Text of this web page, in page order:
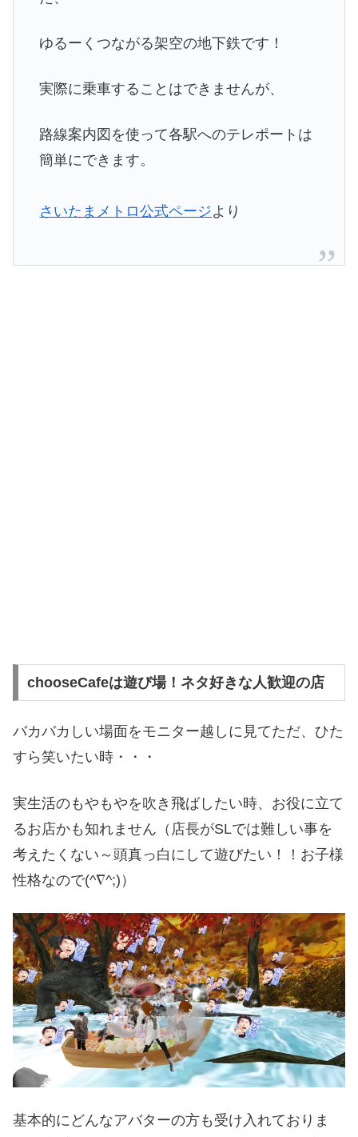
ゆるーくつながる架空の地下鉄です！
実際に乗車することはできませんが、
路線案内図を使って各駅へのテレポートは
簡単にできます。
さいたまメトロ公式ページより
chooseCafeは遊び場！ネタ好きな人歓迎の店
バカバカしい場面をモニター越しに見てただ、ひた
すら笑いたい時・・・
実生活のもやもやを吹き飛ばしたい時、お役に立て
るお店かも知れません（店長がSLでは難しい事を
考えたくない～頭真っ白にして遊びたい！！お子様
性格なので(^∇^;)）
基本的にどんなアバターの方も受け入れておりま